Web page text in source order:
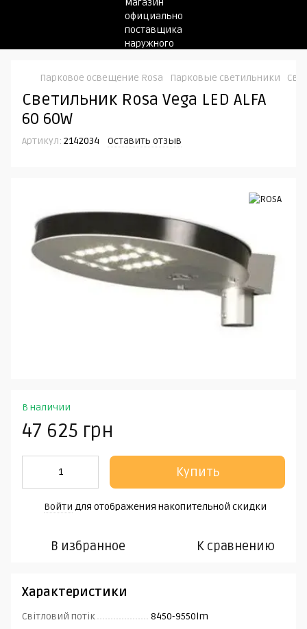
Парковое освещение Rosa Парковые светильники
Светильник Rosa Vega LED ALFA
60 60W
Артикул: 2142034 Оставить отзыв
В наличии
47 625 грн
Купить
Войти для отображения накопительной скидки
В избранное К сравнению
Характеристики
Світловий потік 8450-9550lm